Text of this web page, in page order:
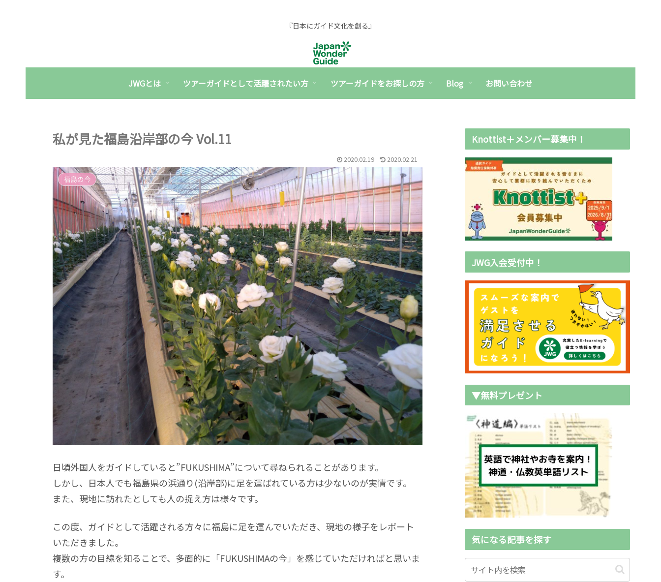
『日本にガイド文化を創る』
JWGとは ツアーガイドとして活躍されたい方 ツアーガイドをお探しの方 Blog お問い合わせ
私が見た福島沿岸部の今 Vol.11
2020.02.19 2020.02.21
福島の今
日頃外国人をガイドしていると”FUKUSHIMA”について尋ねられることがあります。
しかし、日本人でも福島県の浜通り(沿岸部)に足を運ばれている方は少ないのが実情です。
また、現地に訪れたとしても人の捉え方は様々です。
この度、ガイドとして活躍される方々に福島に足を運んでいただき、現地の様子をレポート
いただきました。
複数の方の目線を知ることで、多面的に「FUKUSHIMAの今」を感じていただければと思いま
す。
Knottist＋メンバー募集中！
JWG入会受付中！
▼無料プレゼント
気になる記事を探す